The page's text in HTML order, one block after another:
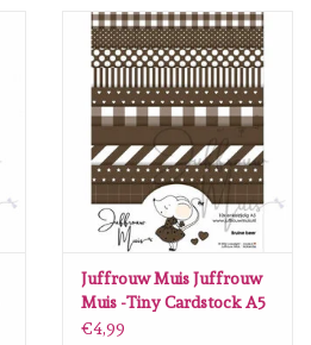
Juffrouw Muis Juffrouw
Muis -Tiny Cardstock A5
- Bruine Beer
€4,99